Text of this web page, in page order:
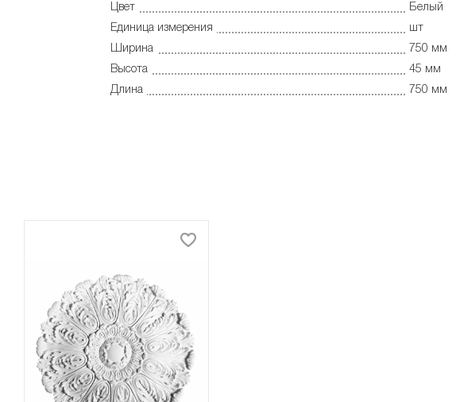
Цвет
Белый
Единица измерения
шт
Ширина
750 мм
Высота
45 мм
Длина
750 мм